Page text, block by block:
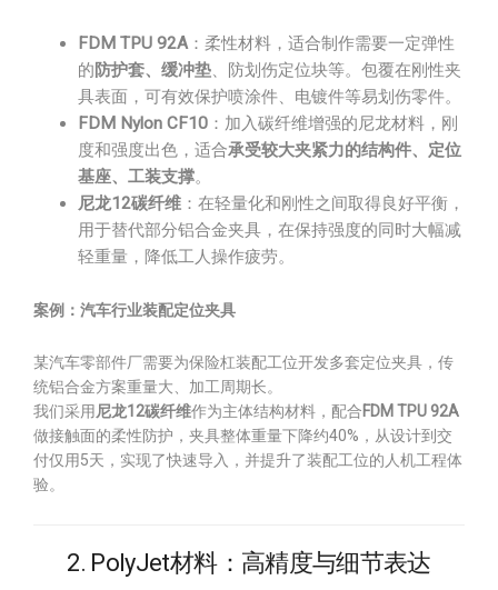
FDM TPU 92A：柔性材料，适合制作需要一定弹性
的防护套、缓冲垫、防划伤定位块等。包覆在刚性夹
具表面，可有效保护喷涂件、电镀件等易划伤零件。
FDM Nylon CF10 ：加入碳纤维增强的尼龙材料，刚
度和强度出色，适合承受较大夹紧力的结构件、定位
基座、工装支撑。
尼龙12碳纤维 ：在轻量化和刚性之间取得良好平衡，
用于替代部分铝合金夹具，在保持强度的同时大幅减
轻重量，降低工人操作疲劳。
案例：汽车行业装配定位夹具
某汽车零部件厂需要为保险杠装配工位开发多套定位夹具，传
统铝合金方案重量大、加工周期长。
我们采用 尼龙12碳纤维作为主体结构材料，配合FDM TPU 92A
做接触面的柔性防护，夹具整体重量下降约40%，从设计到交
付仅用5天，实现了快速导入，并提升了装配工位的人机工程体
验。
2. PolyJet材料：高精度与细节表达